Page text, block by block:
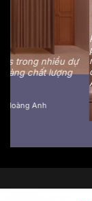
Phòng khám
phòng xông khô
ngũ nhân viên từ
đáo. Sau mở rộng
Bác sĩ Nguyễn